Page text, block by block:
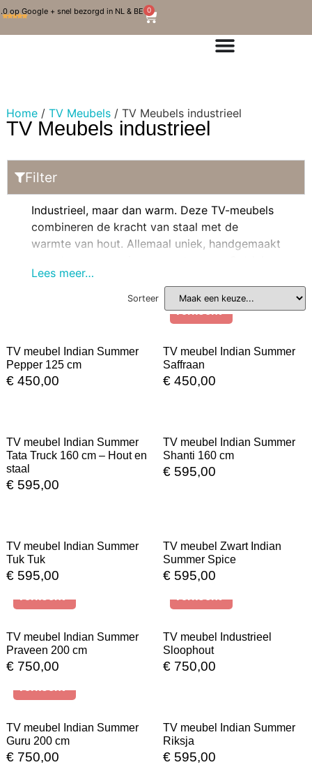
op Google + snel bezorgd in NL & BE 0
Home/ TV Meubels/ TV Meubels industrieel
TV Meubels industrieel
Filter
Industrieel, maar dan warm. Deze TV-meubels
combineren de kracht van staal met de
warmte van hout. Allemaal uniek, handgemaakt
de collectie en inspireer jezelf!
onderaan de pagina
Lees meer…
Sorteer
TV meubel Indian Summer
Pepper 125 cm
€450,00
Verkocht
TV meubel Indian Summer
Saffraan
€ 450,00
TV meubel Indian Summer
Tata Truck 160 cm – Hout en
staal
€595,00
TV meubel Indian Summer
Shanti 160 cm
€ 595,00
TV meubel Indian Summer
Tuk Tuk
€595,00
TV meubel Zwart Indian
Summer Spice
€ 595,00
TV meubel Indian Summer
Praveen 200 cm
€750,00
TV meubel Industrieel
Sloophout
€ 750,00
TV meubel Indian Summer
Guru 200 cm
€750,00
TV meubel Indian Summer
Riksja
€ 595,00